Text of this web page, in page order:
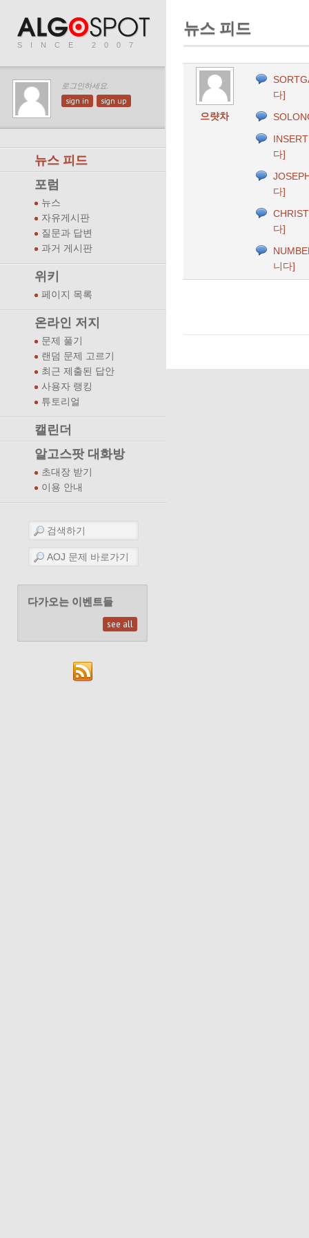
SINCE 2007
로그인하세요.
sign in sign up
뉴스 피드
포럼
뉴스
자유게시판
질문과 답변
과거 게시판
위키
페이지 목록
온라인 저지
문제 풀기
랜덤 문제 고르기
최근 제출된 답안
사용자 랭킹
튜토리얼
캘린더
알고스팟 대화방
초대장 받기
이용 안내
다가오는 이벤트들
see all
뉴스 피드
으럇차
다]
다]
다]
다]
니다]